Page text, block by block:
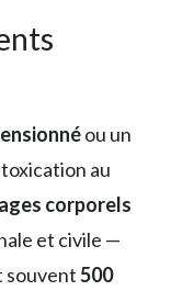
ou un
au
corporels
et civile —
souvent500